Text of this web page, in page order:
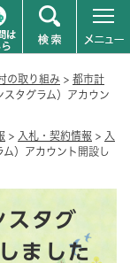
の取り組み > 都市計
タグラム）アカウン
> 入札・契約情報 > 入
）アカウント開設し
タグ
ました